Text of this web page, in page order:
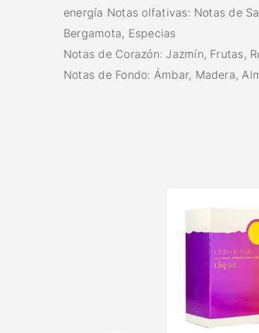
energía Notas olfativas: Notas de
Bergamota, Especias
Notas de Corazón: Jazmín, Frutas,
Notas de Fondo: Ámbar, Madera,